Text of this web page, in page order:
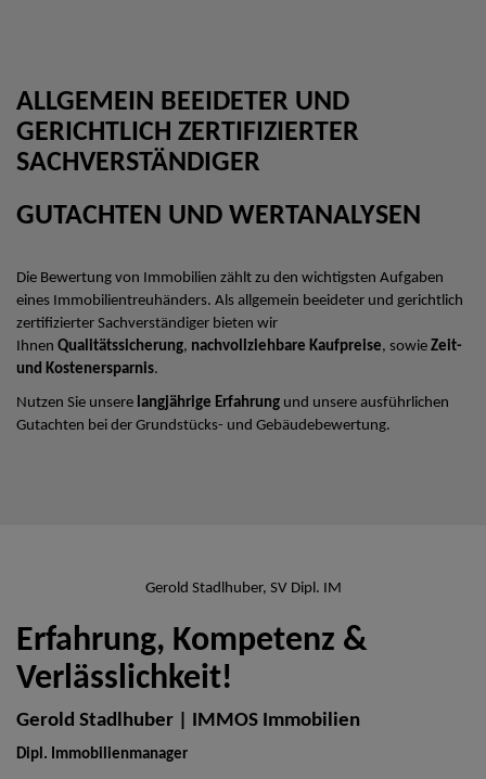
ALLGEMEIN BEEIDETER UND
GERICHTLICH ZERTIFIZIERTER
SACHVERSTÄNDIGER
GUTACHTEN UND WERTANALYSEN
Die Bewertung von Immobilien zählt zu den wichtigsten Aufgaben
eines Immobilientreuhänders. Als allgemein beeideter und gerichtlich
zertifizierter Sachverständiger bieten wir
Ihnen Qualitätssicherung, nachvollziehbare Kaufpreise, sowie Zeit-
und Kostenersparnis.
Nutzen Sie unsere langjährige Erfahrung und unsere ausführlichen
Gutachten bei der Grundstücks- und Gebäudebewertung.
Gerold Stadlhuber, SV Dipl. IM
Erfahrung, Kompetenz &
Verlässlichkeit!
Gerold Stadlhuber | IMMOS Immobilien
Dipl. Immobilienmanager